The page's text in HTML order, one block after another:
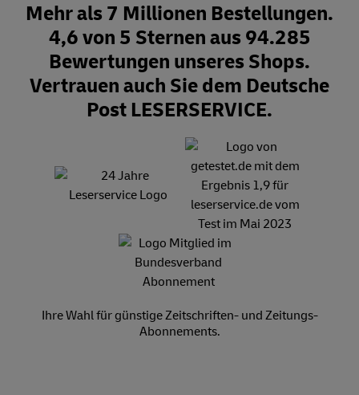
Mehr als 7 Millionen Bestellungen.
4,6 von 5 Sternen aus 94.285
Bewertungen unseres Shops.
Vertrauen auch Sie dem Deutsche
Post LESERSERVICE.
Ihre Wahl für günstige Zeitschriften- und Zeitungs-
Abonnements.